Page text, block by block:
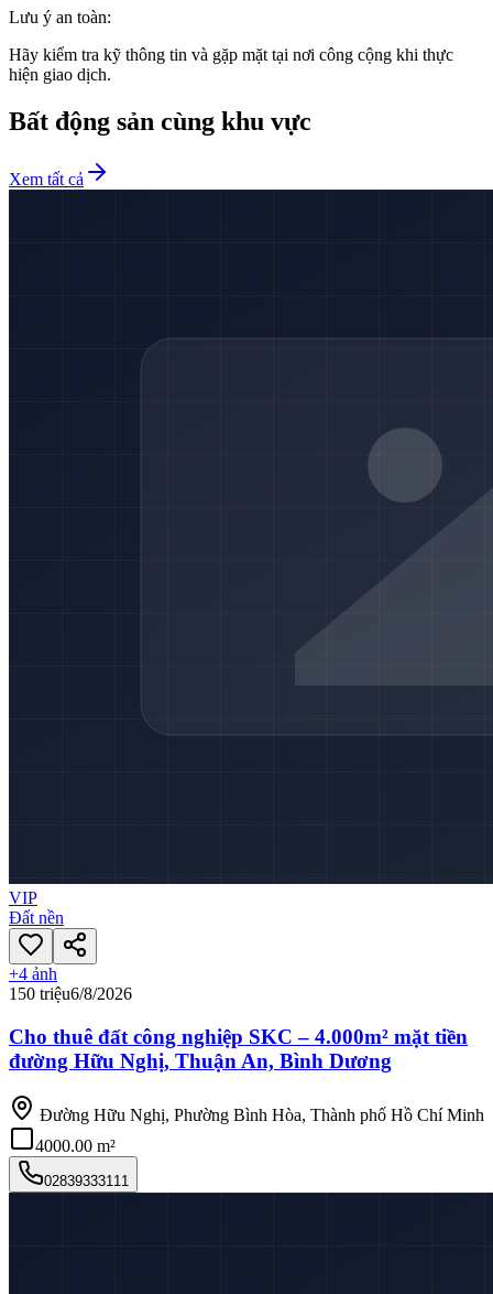
Lưu ý an toàn:
Hãy kiểm tra kỹ thông tin và gặp mặt tại nơi công cộng khi thực
hiện giao dịch.
Bất động sản cùng khu vực
Xem tất cả
VIP
Đất nền
+4 ảnh
150 triệu6/8/2026
Cho thuê đất công nghiệp SKC – 4.000m² mặt tiền
đường Hữu Nghị, Thuận An, Bình Dương
Đường Hữu Nghị, Phường Bình Hòa, Thành phố Hồ Chí Minh
4000.00 m²
02839333111